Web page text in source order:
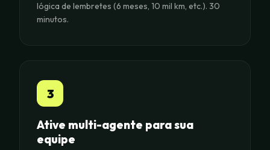
lógica de lembretes (6 meses, 10 mil km, etc.). 30
minutos.
3
Ative multi-agente para sua
equipe